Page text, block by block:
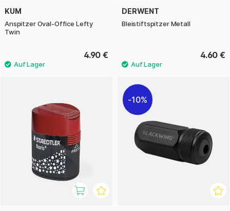
KUM
Anspitzer Oval-Office Lefty
Twin
4.90 €
DERWENT
Bleistiftspitzer Metall
4.60 €
10%